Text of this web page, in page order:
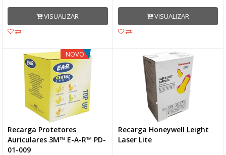
VISUALIZAR VISUALIZAR
NOVO
Recarga Protetores
Auriculares 3M™ E-A-R™ PD-
01-009
Recarga Honeywell Leight
Laser Lite